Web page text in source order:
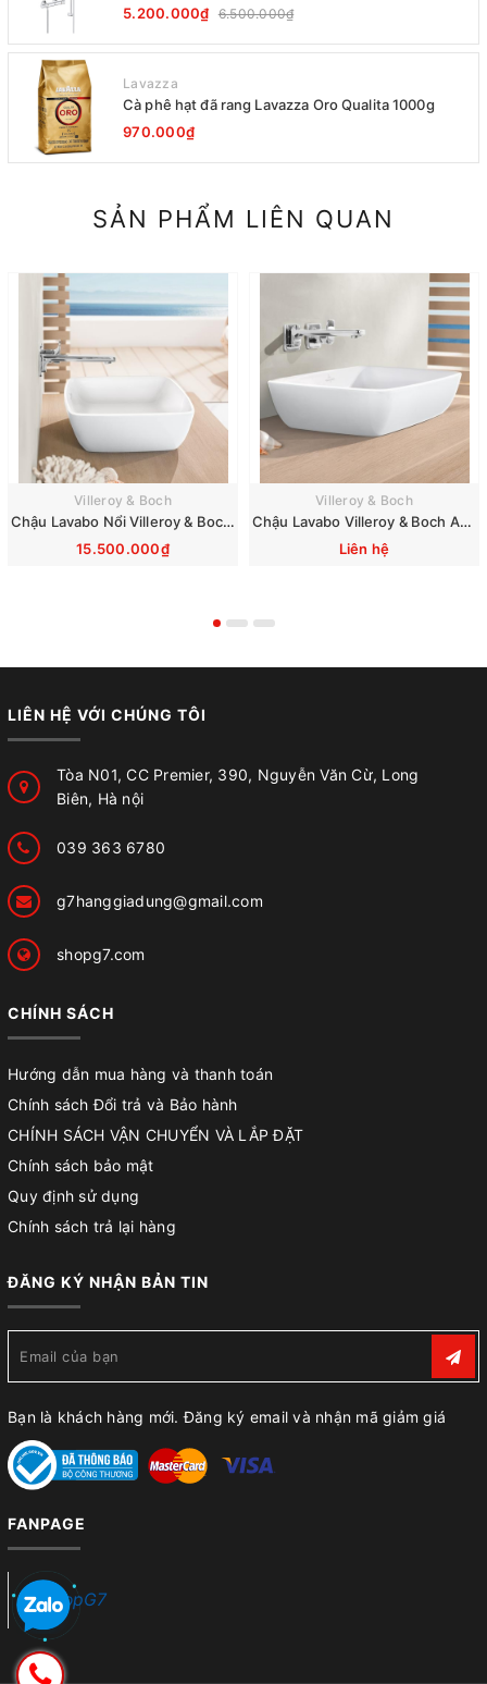
5.200.000₫ 6.500.000₫
Lavazza
Cà phê hạt đã rang Lavazza Oro Qualita 1000g
970.000₫
SẢN PHẨM LIÊN QUAN
Villeroy & Boch
Chậu Lavabo Nổi Villeroy & Boch Artis 417258R1
15.500.000₫
Villeroy & Boch
Chậu Lavabo Villeroy & Boch Artis 41725801
Liên hệ
LIÊN HỆ VỚI CHÚNG TÔI
Tòa N01, CC Premier, 390, Nguyễn Văn Cừ, Long
Biên, Hà nội
039 363 6780
g7hanggiadung@gmail.com
shopg7.com
CHÍNH SÁCH
Hướng dẫn mua hàng và thanh toán
Chính sách Đổi trả và Bảo hành
CHÍNH SÁCH VẬN CHUYỂN VÀ LẮP ĐẶT
Chính sách bảo mật
Quy định sử dụng
Chính sách trả lại hàng
ĐĂNG KÝ NHẬN BẢN TIN
Bạn là khách hàng mới. Đăng ký email và nhận mã giảm giá
FANPAGE
ShopG7